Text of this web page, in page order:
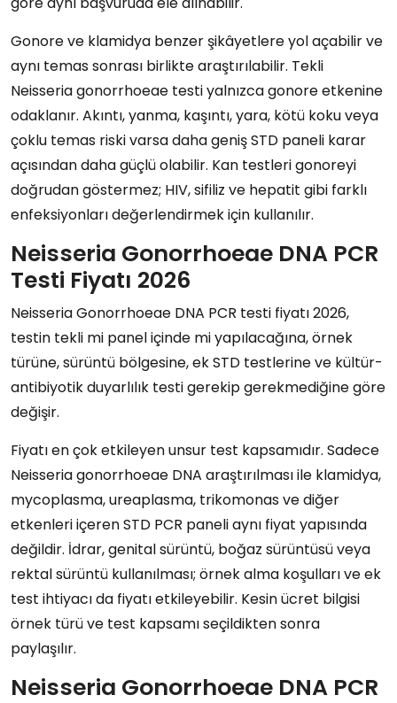
Gonore ve klamidya benzer şikâyetlere yol açabilir ve
aynı temas sonrası birlikte araştırılabilir. Tekli
Neisseria gonorrhoeae testi yalnızca gonore etkenine
odaklanır. Akıntı, yanma, kaşıntı, yara, kötü koku veya
çoklu temas riski varsa daha geniş STD paneli karar
açısından daha güçlü olabilir. Kan testleri gonoreyi
doğrudan göstermez; HIV, sifiliz ve hepatit gibi farklı
enfeksiyonları değerlendirmek için kullanılır.
Neisseria Gonorrhoeae DNA PCR
Testi Fiyatı 2026
Neisseria Gonorrhoeae DNA PCR testi fiyatı 2026,
testin tekli mi panel içinde mi yapılacağına, örnek
türüne, sürüntü bölgesine, ek STD testlerine ve kültür-
antibiyotik duyarlılık testi gerekip gerekmediğine göre
değişir.
Fiyatı en çok etkileyen unsur test kapsamıdır. Sadece
Neisseria gonorrhoeae DNA araştırılması ile klamidya,
mycoplasma, ureaplasma, trikomonas ve diğer
etkenleri içeren STD PCR paneli aynı fiyat yapısında
değildir. İdrar, genital sürüntü, boğaz sürüntüsü veya
rektal sürüntü kullanılması; örnek alma koşulları ve ek
test ihtiyacı da fiyatı etkileyebilir. Kesin ücret bilgisi
örnek türü ve test kapsamı seçildikten sonra
paylaşılır.
Neisseria Gonorrhoeae DNA PCR